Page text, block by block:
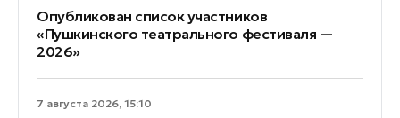
Опубликован список участников
«Пушкинского театрального фестиваля —
2026»
7 августа 2026, 15:10